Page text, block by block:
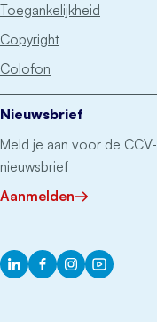
Toegankelijkheid
Copyright
Colofon
Nieuwsbrief
Meld je aan voor de CCV-
nieuwsbrief
Aanmelden
LinkedInFacebook
InstagramYouTube